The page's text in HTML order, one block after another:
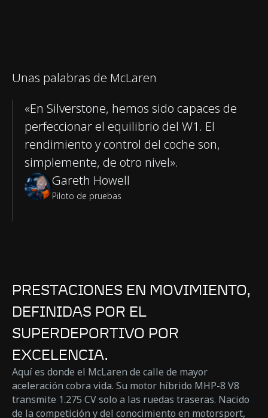
Unas palabras de McLaren
«En Silverstone, hemos sido capaces de
perfeccionar el equilibrio del W1. El
rendimiento y control del coche son,
simplemente, de otro nivel».
Gareth Howell
Piloto de pruebas
PRESTACIONES EN MOVIMIENTO,
DEFINIDAS POR EL
SUPERDEPORTIVO POR
EXCELENCIA.
Aquí es donde el McLaren de calle de mayor
aceleración cobra vida. Su motor híbrido MHP-8 V8
transmite 1.275 CV solo a las ruedas traseras. Nacido
de la competición y del conocimiento en motorsport,